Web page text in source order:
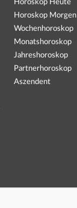
Horoskop Heute
Horoskop Morgen
Wochenhoroskop
Monatshoroskop
Jahreshoroskop
Partnerhoroskop
Aszendent